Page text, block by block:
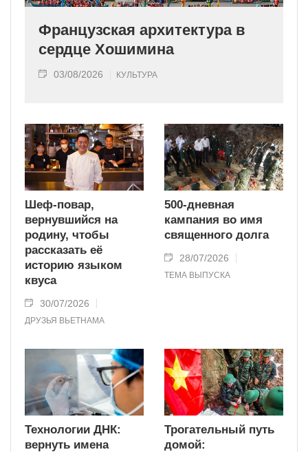
Французская архитектура в
сердце Хошимина
03/08/2026 КУЛЬТУРА
Шеф-повар,
вернувшийся на
родину, чтобы
рассказать её
историю языком
квуса
30/07/2026
ДРУЗЬЯ ВЬЕТНАМА
500-дневная
кампания во имя
священного долга
28/07/2026
ТЕМА ВЫПУСКА
Технологии ДНК:
вернуть имена
Трогательный путь
домой: